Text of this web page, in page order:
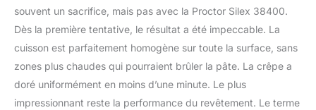
souvent un sacrifice, mais pas avec la Proctor Silex 38400.
Dès la première tentative, le résultat a été impeccable. La
cuisson est parfaitement homogène sur toute la surface, sans
zones plus chaudes qui pourraient brûler la pâte. La crêpe a
doré uniformément en moins d’une minute. Le plus
impressionnant reste la performance du revêtement. Le terme